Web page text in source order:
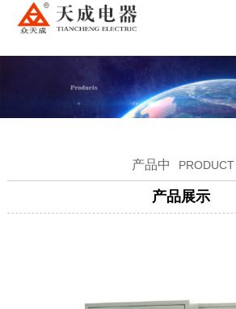
OD官方版网站登录入口-OD（中国）
产品中 PRODUCT
产品展示